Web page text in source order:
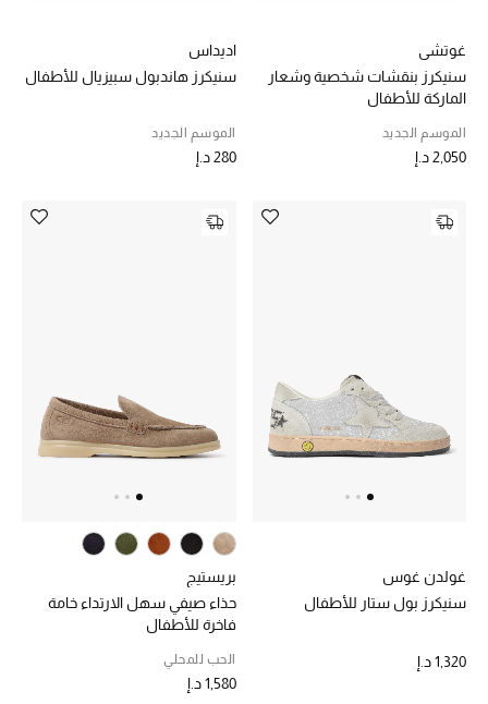
مجموعة الجمال
الجمال في بلوميز
أبرز الماركات
الرجال
عرض جميع المنتجات
الهدايا
الموسم الجديد
غوتشي
سنيكرز بنقشات شخصية وشعار
الماركة للأطفال
الموسم الجديد
2,050 د.إ
اديداس
سنيكرز هاندبول سبيزيال للأطفال
الموسم الجديد
280 د.إ
غولدن غوس
سنيكرز بول ستار للأطفال
1,320 د.إ
بريستيج
حذاء صيفي سهل الارتداء خامة
فاخرة للأطفال
الحب للمحلي
1,580 د.إ